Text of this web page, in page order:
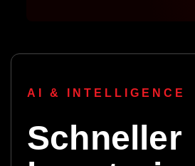
AI & INTELLIGENCE
Schneller